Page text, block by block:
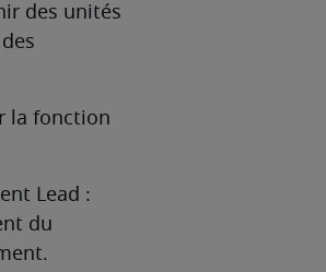
des unités
la fonction
Lead :
du